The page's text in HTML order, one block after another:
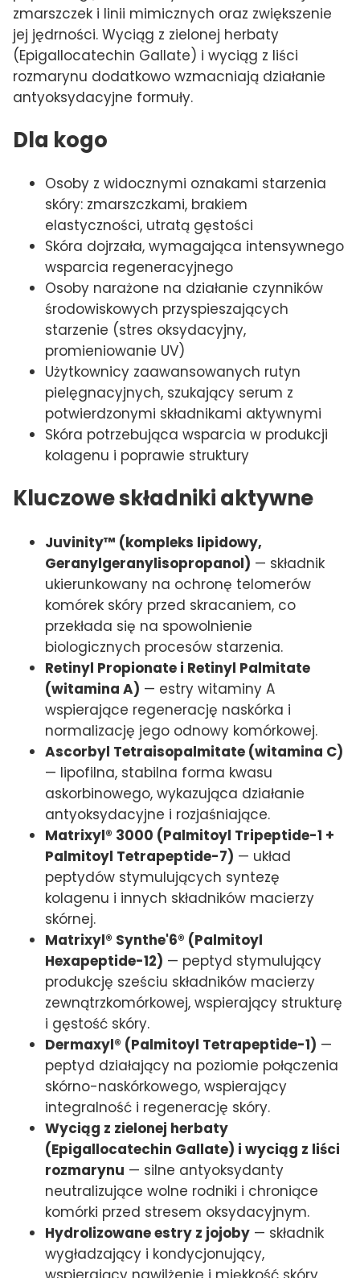
zmarszczek i linii mimicznych oraz zwiększenie
jej jędrności. Wyciąg z zielonej herbaty
(Epigallocatechin Gallate) i wyciąg z liści
rozmarynu dodatkowo wzmacniają działanie
antyoksydacyjne formuły.
Dla kogo
Osoby z widocznymi oznakami starzenia
skóry: zmarszczkami, brakiem
elastyczności, utratą gęstości
Skóra dojrzała, wymagająca intensywnego
wsparcia regeneracyjnego
Osoby narażone na działanie czynników
środowiskowych przyspieszających
starzenie (stres oksydacyjny,
promieniowanie UV)
Użytkownicy zaawansowanych rutyn
pielęgnacyjnych, szukający serum z
potwierdzonymi składnikami aktywnymi
Skóra potrzebująca wsparcia w produkcji
kolagenu i poprawie struktury
Kluczowe składniki aktywne
Juvinity™ (kompleks lipidowy,
Geranylgeranylisopropanol) — składnik
ukierunkowany na ochronę telomerów
komórek skóry przed skracaniem, co
przekłada się na spowolnienie
biologicznych procesów starzenia.
Retinyl Propionate i Retinyl Palmitate
(witamina A) — estry witaminy A
wspierające regenerację naskórka i
normalizację jego odnowy komórkowej.
Ascorbyl Tetraisopalmitate (witamina C)
— lipofilna, stabilna forma kwasu
askorbinowego, wykazująca działanie
antyoksydacyjne i rozjaśniające.
Matrixyl® 3000 (Palmitoyl Tripeptide-1 +
Palmitoyl Tetrapeptide-7) — układ
peptydów stymulujących syntezę
kolagenu i innych składników macierzy
skórnej.
Matrixyl® Synthe'6® (Palmitoyl
Hexapeptide-12) — peptyd stymulujący
produkcję sześciu składników macierzy
zewnątrzkomórkowej, wspierający strukturę
i gęstość skóry.
Dermaxyl® (Palmitoyl Tetrapeptide-1) —
peptyd działający na poziomie połączenia
skórno-naskórkowego, wspierający
integralność i regenerację skóry.
Wyciąg z zielonej herbaty
(Epigallocatechin Gallate) i wyciąg z liści
rozmarynu — silne antyoksydanty
neutralizujące wolne rodniki i chroniące
komórki przed stresem oksydacyjnym.
Hydrolizowane estry z jojoby — składnik
wygładzający i kondycjonujący,